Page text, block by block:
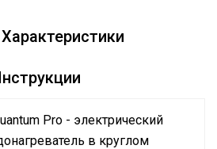
Характеристики
Pro - электрический
в круглом